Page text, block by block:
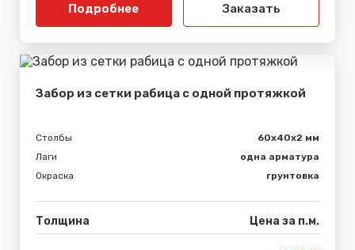
Подробнее Заказать
Забор из сетки рабица с одной протяжкой
Столбы
60х40х2 мм
Лаги
одна арматура
Окраска
грунтовка
Толщина Цена за п.м.